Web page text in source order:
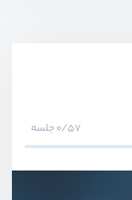
0/57 جلسه